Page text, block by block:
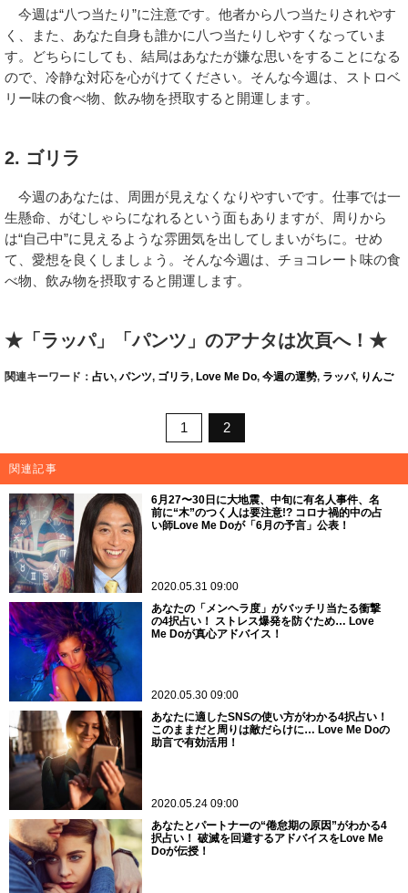
今週は“八つ当たり”に注意です。他者から八つ当たりされやす
く、また、あなた自身も誰かに八つ当たりしやすくなっていま
す。どちらにしても、結局はあなたが嫌な思いをすることになる
ので、冷静な対応を心がけてください。そんな今週は、ストロベ
リー味の食べ物、飲み物を摂取すると開運します。
2. ゴリラ
今週のあなたは、周囲が見えなくなりやすいです。仕事では一
生懸命、がむしゃらになれるという面もありますが、周りから
は“自己中”に見えるような雰囲気を出してしまいがちに。せめ
て、愛想を良くしましょう。そんな今週は、チョコレート味の食
べ物、飲み物を摂取すると開運します。
★「ラッパ」「パンツ」のアナタは次頁へ！★
関連キーワード： 占い, パンツ, ゴリラ, Love Me Do, 今週の運勢, ラッパ, りんご
1 2
関連記事
6月27〜30日に大地震、中旬に有名人事件、名
前に“木”のつく人は要注意!? コロナ禍的中の占
い師Love Me Doが「6月の予言」公表！
2020.05.31 09:00
あなたの「メンヘラ度」がバッチリ当たる衝撃
の4択占い！ ストレス爆発を防ぐため… Love
Me Doが真心アドバイス！
2020.05.30 09:00
あなたに適したSNSの使い方がわかる4択占い！
このままだと周りは敵だらけに… Love Me Doの
助言で有効活用！
2020.05.24 09:00
あなたとパートナーの“倦怠期の原因”がわかる4
択占い！ 破滅を回避するアドバイスをLove Me
Doが伝授！